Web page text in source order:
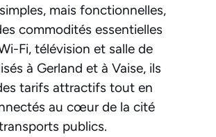
mais fonctionnelles,
commodités essentielles
Fi, télévision et salle de
à Gerland et à Vaise, ils
tarifs attractifs tout en
au cœur de la cité
publics.